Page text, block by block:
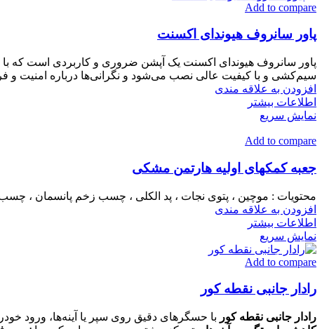
Add to compare
پاور سانروف هیوندای اکسنت
پاور سانروف هیوندای اکسنت یک آپشن ضروری و کاربردی است که
سیم‌کشی و با کیفیت عالی نصب می‌شود و نگرانی‌ها درباره امنیت و
افزودن به علاقه مندی
اطلاعات بیشتر
نمایش سریع
Add to compare
جعبه کمکهای اولیه هارتمن مشکی
محتویات : موچین ، پتوی نجات ، پد الکلی ، چسب زخم پانسمان ،
افزودن به علاقه مندی
اطلاعات بیشتر
نمایش سریع
Add to compare
رادار جانبی نقطه کور
رادار جانبی نقطه کور با حسگرهای دقیق روی سپر یا آینه‌ها، ورود